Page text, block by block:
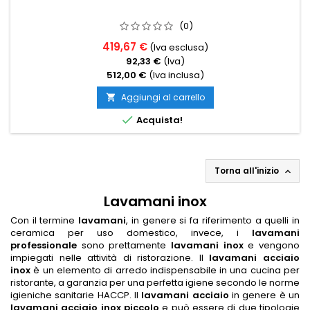
(0)
419,67 € (Iva esclusa)
92,33 € (Iva)
512,00 € (Iva inclusa)
 Aggiungi al carrello
 Acquista!
Torna all'inizio 
Lavamani inox
Con il termine lavamani, in genere si fa riferimento a quelli in
ceramica per uso domestico, invece, i lavamani
professionale sono prettamente lavamani inoxe vengono
impiegati nelle attività di ristorazione. Il lavamani acciaio
inox è un elemento di arredo indispensabile in una cucina per
ristorante, a garanzia per una perfetta igiene secondo le norme
igieniche sanitarie HACCP. Il lavamani acciaio in genere è un